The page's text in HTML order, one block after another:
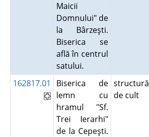
Maicii
Domnului" de
la Bârzeşti.
Biserica se
află în centrul
satului.
162817.01
Biserica de
lemn cu
hramul "Sf.
Trei Ierarhi"
de la Cepeşti.
structură
de cult